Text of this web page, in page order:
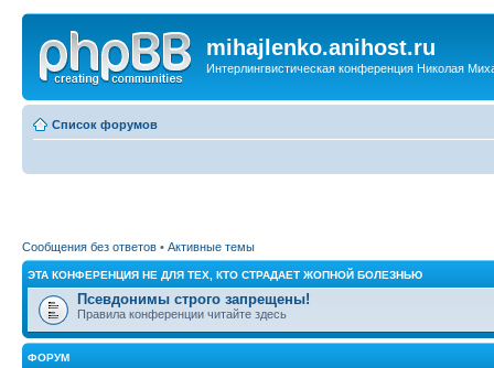
mihajlenko.anihost.ru
Интерлингвистическая конференция Николая
Список форумов
Сообщения без ответов • Активные темы
ЭТА КОНФЕРЕНЦИЯ НЕ ДЛЯ ТЕХ, КТО СТРАДАЕТ ЖОПНОЙ БОЛЕЗНЬЮ
Псевдонимы строго запрещены!
Правила конференции читайте здесь
ФОРУМ